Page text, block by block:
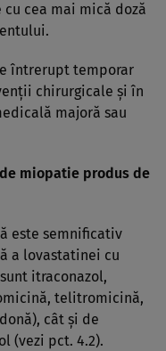
cea mai mică doză
întrerupt temporar
chirurgicale şi în
majoră sau
miopatie produs de
este semnificativ
a lovastatinei cu
itraconazol,
telitromicină,
cât şi de
(vezi pct. 4.2).